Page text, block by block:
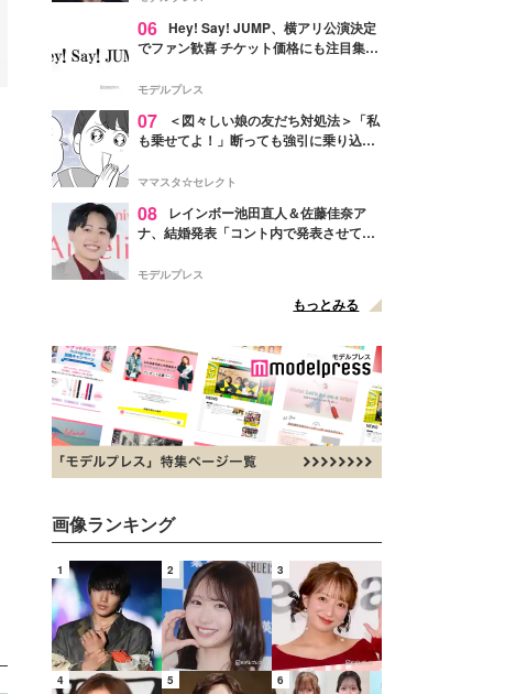
06 Hey! Say! JUMP、横アリ公演決定
でファン歓喜 チケット価格にも注目集ま
モデルプレス
07
＜図々しい娘の友だち対処法＞「私
も乗せてよ！」断っても強引に乗り込ん
ママスタ☆セレクト
08
レインボー池田直人＆佐藤佳奈ア
ナ、結婚発表「コント内で発表させてい
点変更のため
モデルプレス
もっとみる
画像ランキング
1 2 3
4 5 6